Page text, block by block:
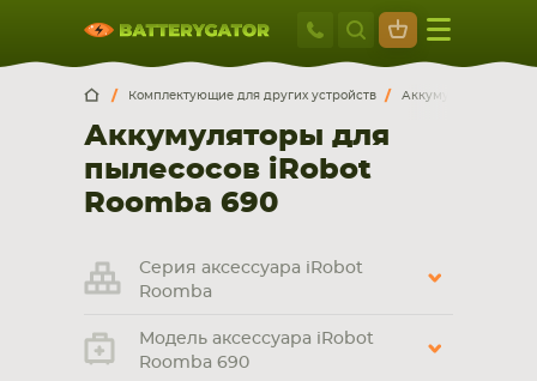
Москва
+7 495 414
Москва
г. Москва, ул. Ткацкая, 5с3 (м. Семеновская)
5 мин. ходьбы от ст.м. “Семеновская”
+7 495 414 28 59
9:00-21:00
смартфона, планшета
Комплектующие для других устройств Аккумуляторы для
Аккумуляторы для
пылесосов iRobot
Roomba 690
Серия аксессуара iRobot
Roomba
Модель аксессуара iRobot
Roomba 690